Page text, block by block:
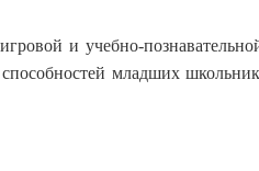
и учебно-познавательной
младших